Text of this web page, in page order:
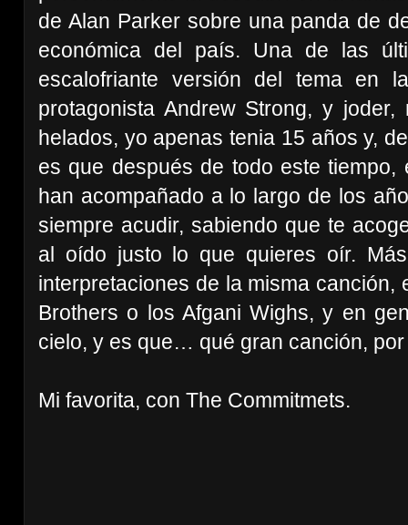
de Alan Parker sobre una panda de
económica del país. Una de las
escalofriante versión del tema en
protagonista Andrew Strong, y
helados, yo apenas tenia 15 años y,
es que después de todo este
han acompañado a lo largo de los
siempre acudir, sabiendo que te
al oído justo lo que quieres oír.
interpretaciones de la misma
Brothers o los Afgani Wighs, y en
cielo, y es que… qué gran canción,
Mi favorita, con The Commitmets.